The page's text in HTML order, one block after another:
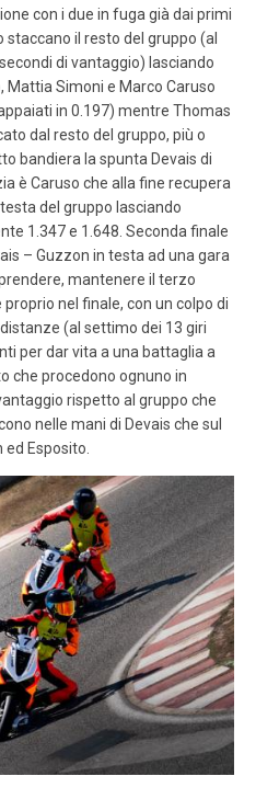
con i due in fuga già dai primi
il resto del gruppo (al
di vantaggio) lasciando
Simoni e Marco Caruso
in 0.197) mentre Thomas
dal resto del gruppo, più o
bandiera la spunta Devais di
è Caruso che alla fine recupera
del gruppo lasciando
1.347 e 1.648. Seconda finale
– Guzzon in testa ad una gara
mantenere il terzo
nel finale, con un colpo di
(al settimo dei 13 giri
per dar vita a una battaglia a
che procedono ognuno in
rispetto al gruppo che
nelle mani di Devais che sul
Esposito.